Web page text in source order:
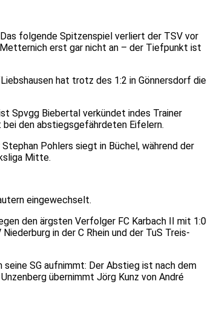
folgende Spitzenspiel verliert der TSV vor
erst gar nicht an – der Tiefpunkt ist
hat trotz des 1:2 in Gönnersdorf die
Spvgg Biebertal verkündet indes Trainer
bei den abstiegsgefährdeten Eifelern.
Pohlers siegt in Büchel, während der
Mitte.
eingewechselt.
den ärgsten Verfolger FC Karbach II mit 1:0
in der C Rhein und der TuS Treis-
SG aufnimmt: Der Abstieg ist nach dem
übernimmt Jörg Kunz von André